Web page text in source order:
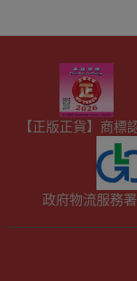
【正版正貨】商標
政府物流服務